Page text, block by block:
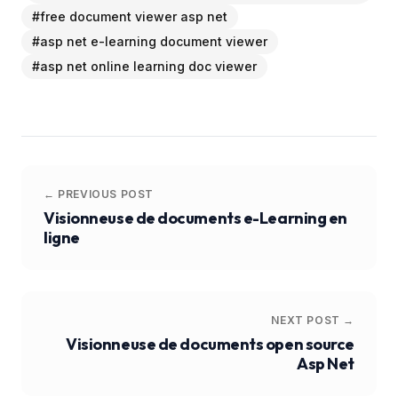
#free document viewer asp net
#asp net e-learning document viewer
#asp net online learning doc viewer
← PREVIOUS POST
Visionneuse de documents e-Learning en
ligne
NEXT POST →
Visionneuse de documents open source
Asp Net